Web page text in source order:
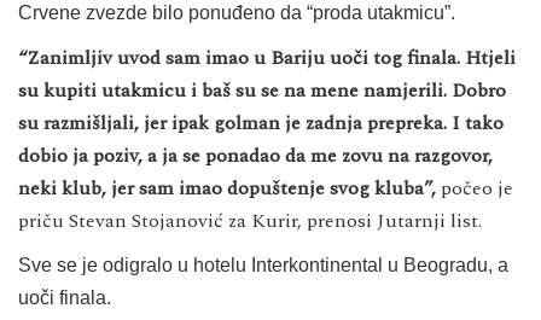
Crvene zvezde bilo ponuđeno da “proda utakmicu”.
“Zanimljiv uvod sam imao u Bariju uoči tog finala. Htjeli
su kupiti utakmicu i baš su se na mene namjerili. Dobro
su razmišljali, jer ipak golman je zadnja prepreka. I tako
dobio ja poziv, a ja se ponadao da me zovu na razgovor,
neki klub, jer sam imao dopuštenje svog kluba”, počeo je
priču Stevan Stojanović za Kurir, prenosi Jutarnji list.
Sve se je odigralo u hotelu Interkontinental u Beogradu, a
uoči finala.